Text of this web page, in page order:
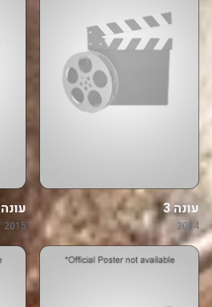
עונה 3
2014
עונה 4
2015